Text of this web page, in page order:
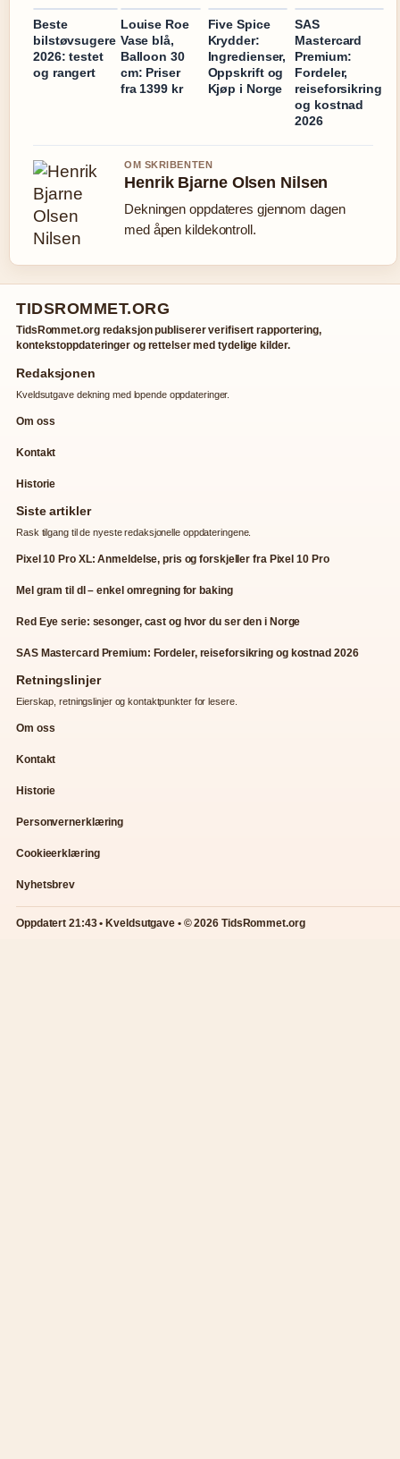
Beste
bilstøvsugere
2026: testet
og rangert
Louise Roe
Vase blå,
Balloon 30
cm: Priser
fra 1399 kr
Five Spice
Krydder:
Ingredienser,
Oppskrift og
Kjøp i Norge
SAS
Mastercard
Premium:
Fordeler,
reiseforsikring
og kostnad
2026
OM SKRIBENTEN
Henrik Bjarne Olsen Nilsen
Dekningen oppdateres gjennom dagen
med åpen kildekontroll.
TIDSROMMET.ORG
TidsRommet.org redaksjon publiserer verifisert rapportering,
kontekstoppdateringer og rettelser med tydelige kilder.
Redaksjonen
Kveldsutgave dekning med lopende oppdateringer.
Om oss
Kontakt
Historie
Siste artikler
Rask tilgang til de nyeste redaksjonelle oppdateringene.
Pixel 10 Pro XL: Anmeldelse, pris og forskjeller fra Pixel 10 Pro
Mel gram til dl – enkel omregning for baking
Red Eye serie: sesonger, cast og hvor du ser den i Norge
SAS Mastercard Premium: Fordeler, reiseforsikring og kostnad 2026
Retningslinjer
Eierskap, retningslinjer og kontaktpunkter for lesere.
Om oss
Kontakt
Historie
Personvernerklæring
Cookieerklæring
Nyhetsbrev
Oppdatert 21:43 • Kveldsutgave • © 2026 TidsRommet.org